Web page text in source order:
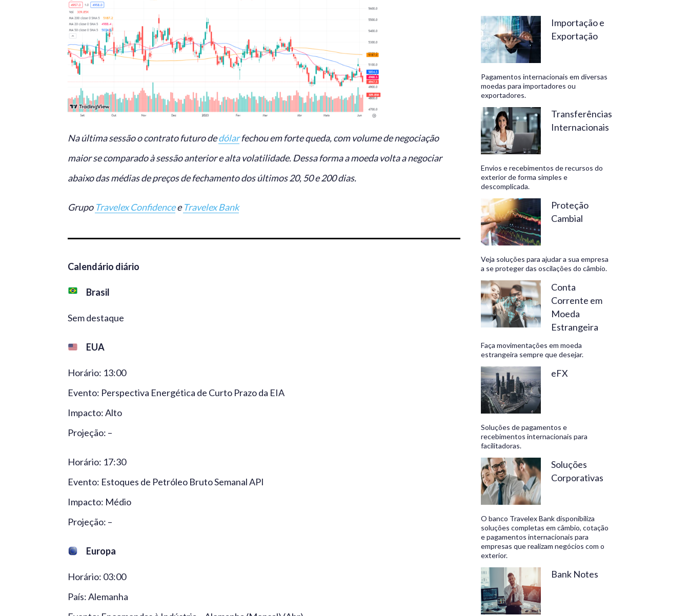
Na última sessão o contrato futuro dedólarfechou em forte queda, com volume de negociação
maior se comparado à sessão anterior e alta volatilidade. Dessa forma a moeda volta a negociar
abaixo das médias de preços de fechamento dos últimos 20, 50 e 200 dias.
Grupo Travelex ConfidenceeTravelex Bank
Calendário diário
Brasil
Sem destaque
EUA
Horário: 13:00
Evento: Perspectiva Energética de Curto Prazo da EIA
Impacto: Alto
Projeção: –
Horário: 17:30
Evento: Estoques de Petróleo Bruto Semanal API
Impacto: Médio
Projeção: –
Europa
Horário: 03:00
País: Alemanha
são nossos
diferenciais.
Bank,
negócios
rentáveis
Importação e
Exportação
Pagamentos internacionais em diversas
moedas para importadores ou
exportadores.
Transferências
Internacionais
Envios e recebimentos de recursos do
exterior de forma simples e
descomplicada.
Proteção
Cambial
Veja soluções para ajudar a sua empresa
a se proteger das oscilações do câmbio.
Conta
Corrente em
Moeda
Estrangeira
Faça movimentações em moeda
estrangeira sempre que desejar.
eFX
Soluções de pagamentos e
recebimentos internacionais para
facilitadoras.
Soluções
Corporativas
O banco Travelex Bank disponibiliza
soluções completas em câmbio, cotação
e pagamentos internacionais para
empresas que realizam negócios com o
exterior.
Bank Notes